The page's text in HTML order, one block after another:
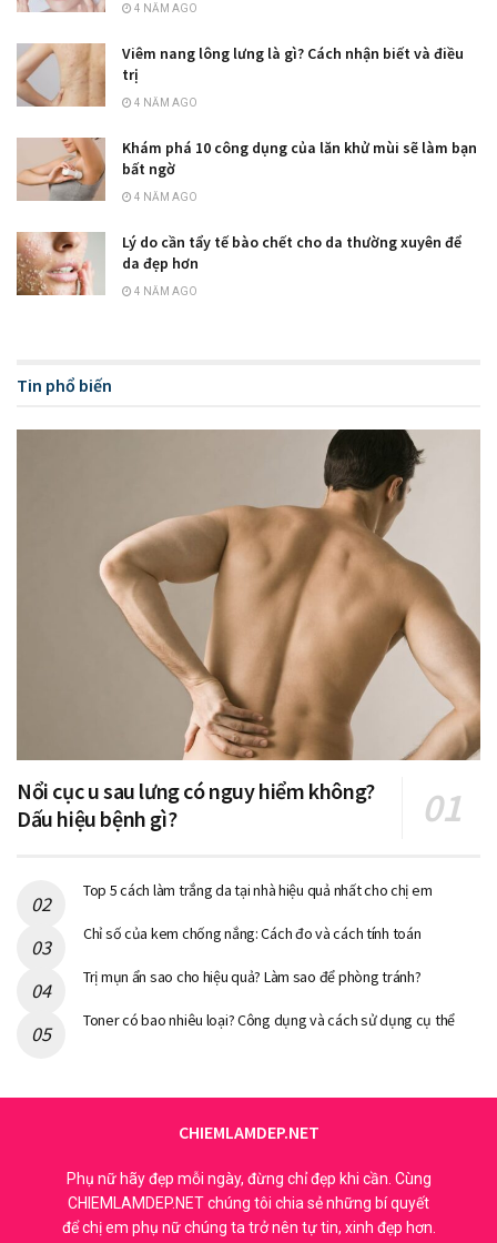
4 NĂM AGO
Viêm nang lông lưng là gì? Cách nhận biết và điều
trị
4 NĂM AGO
Khám phá 10 công dụng của lăn khử mùi sẽ làm bạn
bất ngờ
4 NĂM AGO
Lý do cần tẩy tế bào chết cho da thường xuyên để
da đẹp hơn
4 NĂM AGO
Tin phổ biến
Nổi cục u sau lưng có nguy hiểm không?
Dấu hiệu bệnh gì?
Top 5 cách làm trắng da tại nhà hiệu quả nhất cho chị em
Chỉ số của kem chống nắng: Cách đo và cách tính toán
Trị mụn ẩn sao cho hiệu quả? Làm sao để phòng tránh?
Toner có bao nhiêu loại? Công dụng và cách sử dụng cụ thể
CHIEMLAMDEP.NET
Phụ nữ hãy đẹp mỗi ngày, đừng chỉ đẹp khi cần. Cùng
CHIEMLAMDEP.NET chúng tôi chia sẻ những bí quyết
để chị em phụ nữ chúng ta trở nên tự tin, xinh đẹp hơn.